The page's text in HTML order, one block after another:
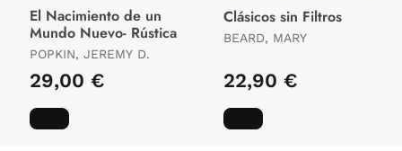
El Nacimiento de un
Mundo Nuevo- Rústica
POPKIN, JEREMY D.
29,00 €
Clásicos sin Filtros
BEARD, MARY
22,90 €